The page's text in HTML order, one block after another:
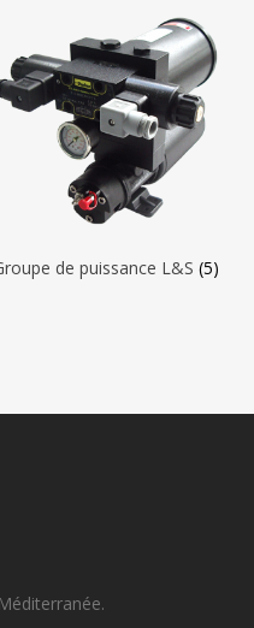
de puissance L&S(5)